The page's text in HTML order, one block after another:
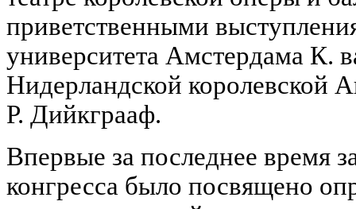
приветственными
университета Амстердама К.
Нидерландской королевской
Р. Дийкграаф.
Впервые за последнее время
конгресса было посвящено